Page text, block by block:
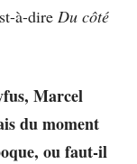
à-dire Du côté
Marcel
du moment
ou faut-il